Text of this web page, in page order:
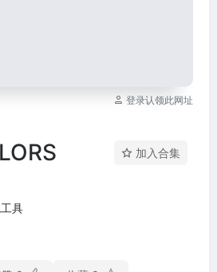
登录认领此网址
加入合集
具